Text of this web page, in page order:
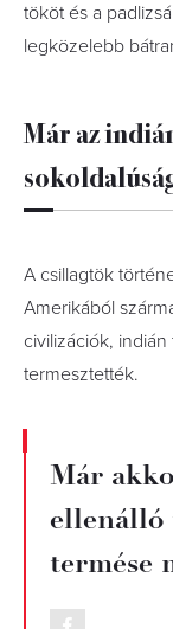
tököt és a
legközelebb
Már az
A csillagtök
Amerikából
civilizációk,
termesztették.
Már
ellenálló
termése